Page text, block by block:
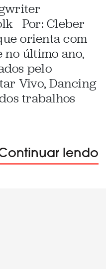
Por: Cleber
orienta com
no último ano,
pelo
Vivo, Dancing
trabalhos
lendo